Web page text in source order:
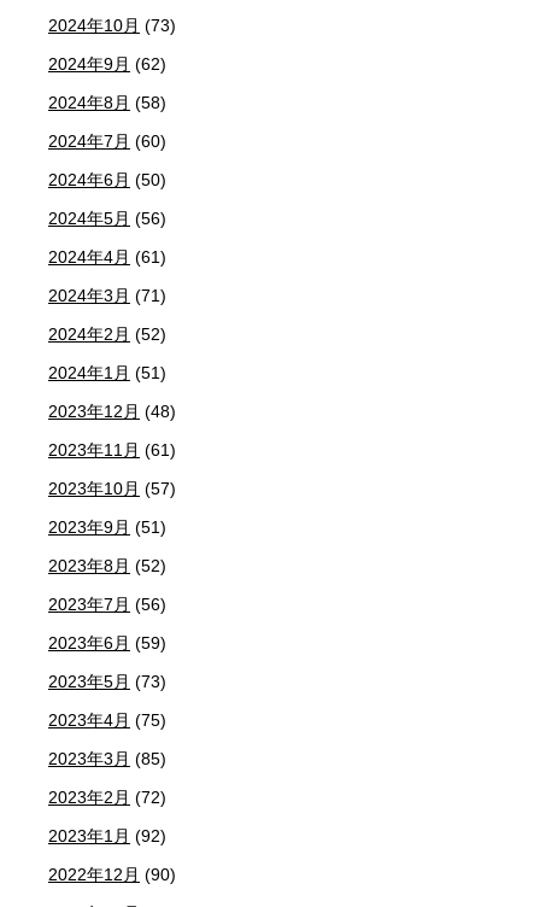
2024年10月 (73)
2024年9月 (62)
2024年8月 (58)
2024年7月 (60)
2024年6月 (50)
2024年5月 (56)
2024年4月 (61)
2024年3月 (71)
2024年2月 (52)
2024年1月 (51)
2023年12月 (48)
2023年11月 (61)
2023年10月 (57)
2023年9月 (51)
2023年8月 (52)
2023年7月 (56)
2023年6月 (59)
2023年5月 (73)
2023年4月 (75)
2023年3月 (85)
2023年2月 (72)
2023年1月 (92)
2022年12月 (90)